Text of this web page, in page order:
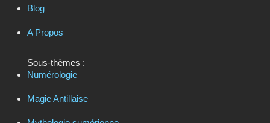
Blog
A Propos
Sous-thèmes :
Numérologie
Magie Antillaise